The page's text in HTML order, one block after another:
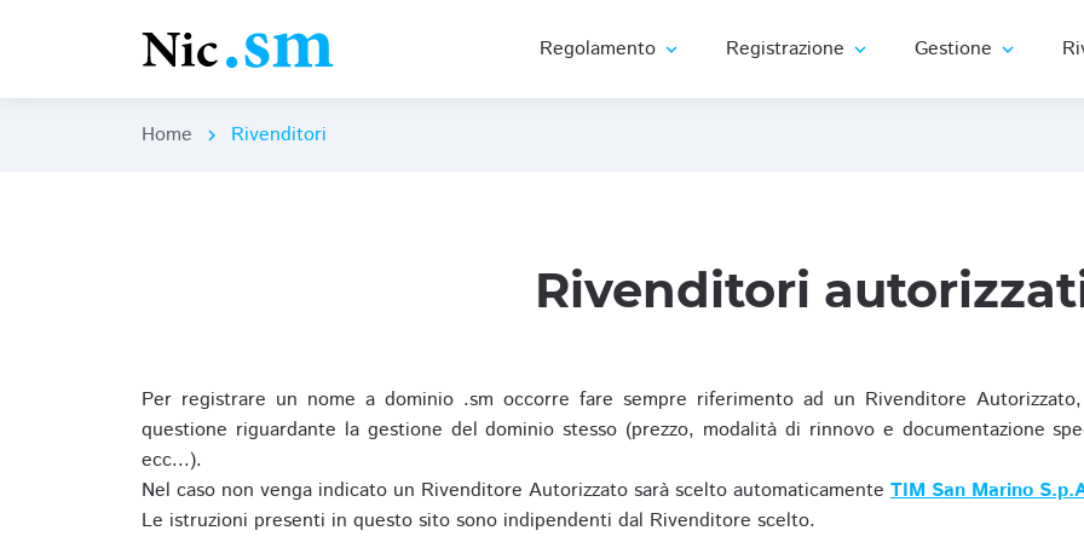
Regolamento expand_more Registrazione expand_more Gestione expand_more
Home chevron_right Rivenditori
Rivenditori
Per registrare un nome a dominio .sm occorre fare sempre riferimento ad un Rivenditore
questione riguardante la gestione del dominio stesso (prezzo, modalità di rinnovo e documentazione
ecc...).
Nel caso non venga indicato un Rivenditore Autorizzato sarà scelto automaticamente TIM San Marino
Le istruzioni presenti in questo sito sono indipendenti dal Rivenditore scelto.